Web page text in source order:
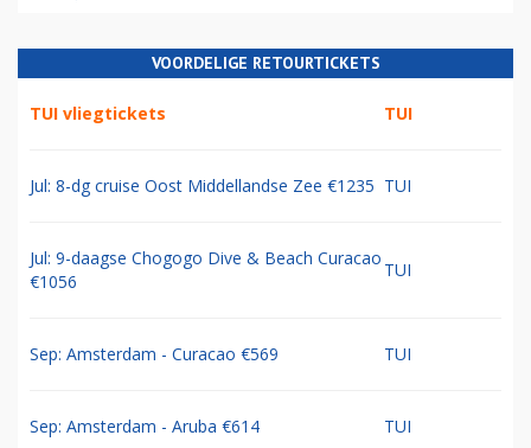
VOORDELIGE RETOURTICKETS
TUI vliegtickets TUI
Jul: 8-dg cruise Oost Middellandse Zee €1235 TUI
Jul: 9-daagse Chogogo Dive & Beach Curacao
€1056
TUI
Sep: Amsterdam - Curacao €569 TUI
Sep: Amsterdam - Aruba €614 TUI